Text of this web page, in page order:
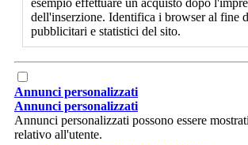
esempio effettuare un acquisto dopo
dell'inserzione. Identifica i browser al fine
pubblicitari e statistici del sito.
Annunci personalizzati
Annunci personalizzati
Annunci personalizzati possono essere
relativo all'utente.